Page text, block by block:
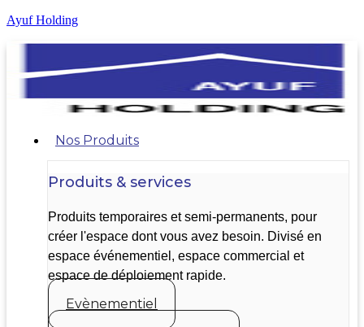
Ayuf Holding
Nos Produits
Produits & services
Produits temporaires et semi-permanents, pour
créer l'espace dont vous avez besoin. Divisé en
espace événementiel, espace commercial et
espace de déploiement rapide.
Evènementiel